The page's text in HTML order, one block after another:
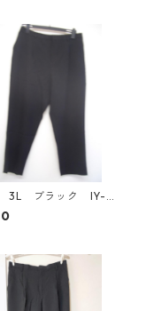
3L ブラック IY-45